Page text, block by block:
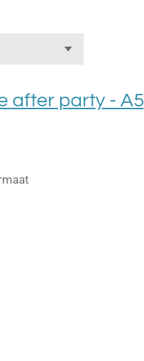
after party - A5